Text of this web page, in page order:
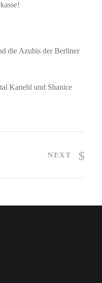
die Azubis der Berliner
Kanehl und Shanice
NEXT